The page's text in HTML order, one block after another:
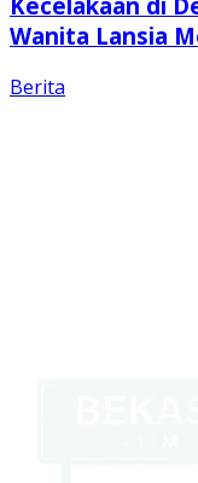
Wanita Lansia
Berita